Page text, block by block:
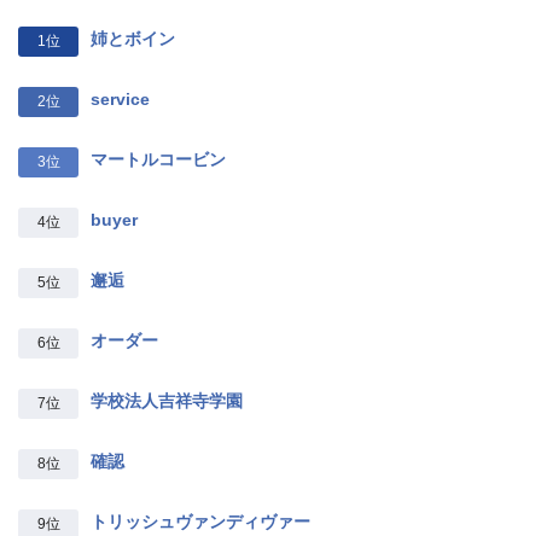
1位 姉とボイン
2位 service
3位 マートルコービン
4位 buyer
5位 邂逅
6位 オーダー
7位 学校法人吉祥寺学園
8位 確認
9位 トリッシュヴァンディヴァー